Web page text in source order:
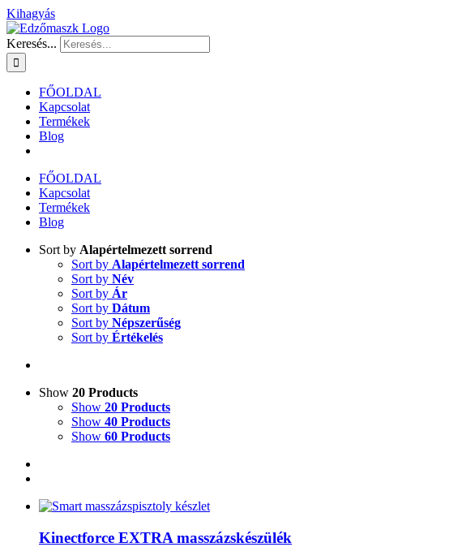
Kihagyás
Keresés...
FŐOLDAL
Kapcsolat
Termékek
Blog
FŐOLDAL
Kapcsolat
Termékek
Blog
Sort by Alapértelmezett sorrend
Sort by Alapértelmezett sorrend
Sort by Név
Sort by Ár
Sort by Dátum
Sort by Népszerűség
Sort by Értékelés
Show 20 Products
Show 20 Products
Show 40 Products
Show 60 Products
Kinectforce EXTRA masszázskészülék